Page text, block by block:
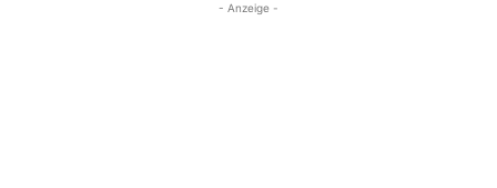
- Anzeige -